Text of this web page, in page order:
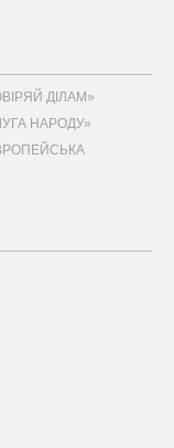
ДІЛАМ»
НАРОДУ»